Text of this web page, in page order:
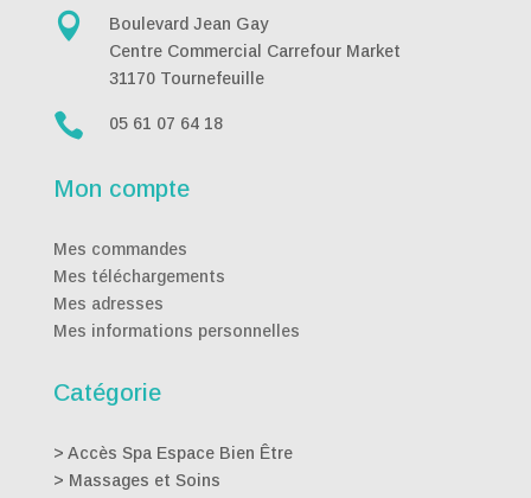

Boulevard Jean Gay
Centre Commercial Carrefour Market
31170 Tournefeuille
 05 61 07 64 18
Mon compte
Mes commandes
Mes téléchargements
Mes adresses
Mes informations personnelles
Catégorie
> Accès Spa Espace Bien Être
> Massages et Soins